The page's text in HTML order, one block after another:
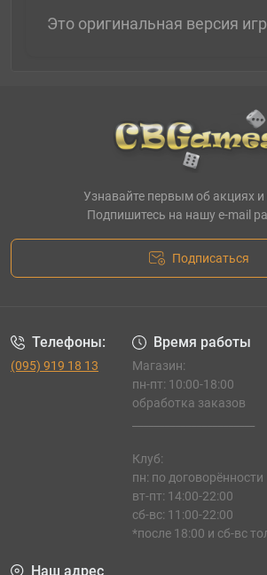
Это оригинальная версия
Узнавайте первым об акциях и
Подпишитесь на нашу e-mail
Подписаться
Телефоны:
(095) 919 18 13
Время работы
Магазин:
пн-пт: 10:00-18:00
обработка заказов
Клуб:
пн: по договорённости
вт-пт: 14:00-22:00
сб-вс: 11:00-22:00
*после 18:00 и сб-вс
Наш адрес